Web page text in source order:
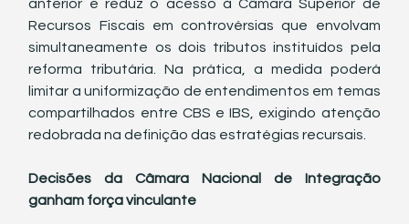
anterior e reduz o acesso à Câmara Superior de
Recursos Fiscais em controvérsias que envolvam
simultaneamente os dois tributos instituídos pela
reforma tributária. Na prática, a medida poderá
limitar a uniformização de entendimentos em temas
compartilhados entre CBS e IBS, exigindo atenção
redobrada na definição das estratégias recursais.
Decisões da Câmara Nacional de Integração
ganham força vinculante